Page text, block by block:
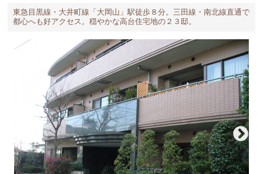
東急目黒線・大井町線「大岡山」駅徒歩８分。三田線・南北線直通で
都心へも好アクセス。穏やかな高台住宅地の２３邸。